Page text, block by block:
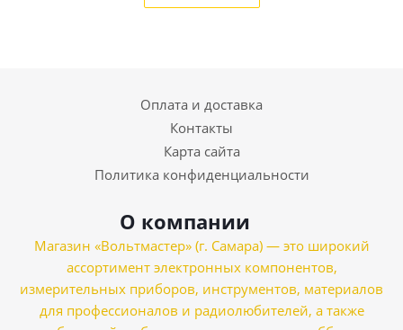
Оплата и доставка
Контакты
Карта сайта
Политика конфиденциальности
О компании
Магазин «Вольтмастер» (г. Самара) — это широкий
ассортимент электронных компонентов,
измерительных приборов, инструментов, материалов
для профессионалов и радиолюбителей, а также